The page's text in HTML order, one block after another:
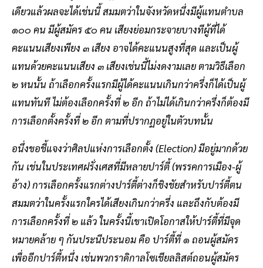
เดียวแล้วผลจะได้เช่นนี้ สมมตว่าในจังหวัดหนึ่งมีผู้แทนตำบล
๑๐๐ คน มีผู้สมัคร ๕๐ คน เสียงย่อมกระจายบางทีผู้ที่ได้
คะแนนเสียงเพียง ๓ เสียง อาจได้คะแนนสูงที่สุด และเป็นผู้
แทนด้วยคะแนนเสียง ๓ เสียงเช่นนี้ไม่งดงามเลย ตามวิธีเลือก
๒ หนนั้น ถ้าเลือกครั้งแรกมีผู้ได้คะแนนเกินกว่าครึ่งก็ได้เป็นผู้
แทนทันที ไม่ต้องเลือกครั้งที่ ๒ อีก ถ้าไม่ได้เกินกว่าครึ่งก็ต้องมี
การเลือกตั้งครั้งที่ ๒ อีก ตามที่ปรากฏอยู่ในตัวบทนั้น
อนึ่งขอชี้แจงว่าศิลปแห่งการเลือกตั้ง (Election) มีอยู่มากด้วย
กัน เช่นในประเทศฝรั่งเศสที่มีหลายปาร์ตี้ (พรรคการเมือง-ผู้
อ้าง) การเลือกครั้งแรกต่างปาร์ตี้ต่างก็ชิงชัยสำหรับปาร์ตี้ตน
สมมตว่าในครั้งแรกใครได้เสียงเกินกว่าครึ่ง และถึงกับต้องมี
การเลือกครั้งที่ ๒ แล้ว ในครั้งนี้เขาเปิดโอกาสให้ปาร์ตี้ที่มีจุด
หมายคล้าย ๆ กันประนีประนอม คือ ปาร์ตี้ที่ ๑ ถอนผู้สมัคร
เพื่ออีกปาร์ตี้หนึ่ง เช่นพวกราดิกาลโซเชียลลิสต์ถอนผู้สมัคร